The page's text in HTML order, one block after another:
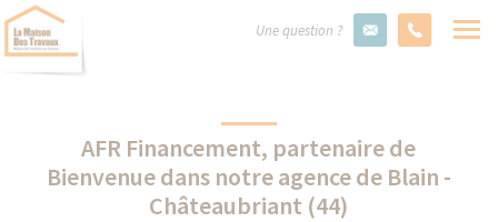
Une question ?
AFR Financement, partenaire de
Bienvenue dans notre agence de Blain -
Châteaubriant (44)